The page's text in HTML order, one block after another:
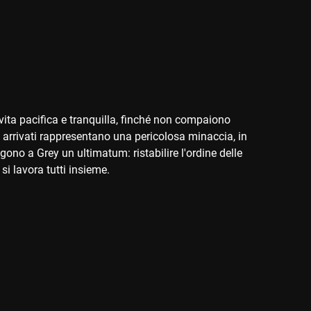
pacifica e tranquilla, finché non compaiono
rappresentano una pericolosa minaccia, in
a Grey un ultimatum: ristabilire l'ordine delle
lavora tutti insieme.